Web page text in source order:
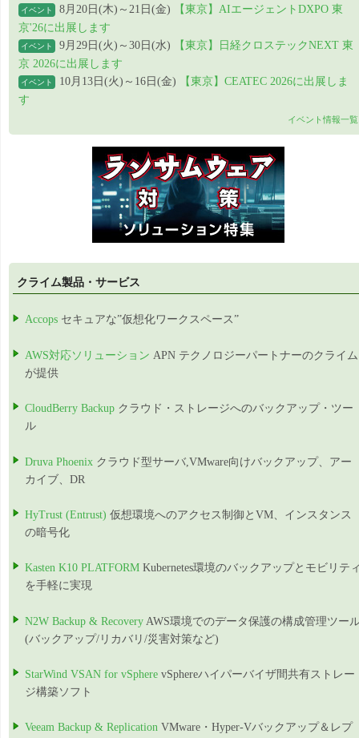
イベント 8月20日(木)～21日(金)
【東京】AIエージェントDXPO 東
京'26に出展します
イベント 9月29日(火)～30日(水)
【東京】日経クロステックNEXT 東
京 2026に出展します
イベント 10月13日(火)～16日(金)
【東京】CEATEC 2026に出展しま
す
イベント情報一覧
クライム製品・サービス
Accops セキュアな”仮想化ワークスペース”
AWS対応ソリューション APN テクノロジーパートナーのクライム
が提供
CloudBerry Backup クラウド・ストレージへのバックアップ・ツー
ル
Druva Phoenix クラウド型サーバ,VMware向けバックアップ、アー
カイブ、DR
HyTrust (Entrust) 仮想環境へのアクセス制御とVM、インスタンス
の暗号化
Kasten K10 PLATFORM Kubernetes環境のバックアップとモビリテ
を手軽に実現
N2W Backup & Recovery AWS環境でのデータ保護の構成管理ツー
(バックアップ/リカバリ/災害対策など)
StarWind VSAN for vSphere vSphereハイパーバイザ間共有ストレー
ジ構築ソフト
Veeam Backup & Replication VMware・Hyper-Vバックアップ＆レプ